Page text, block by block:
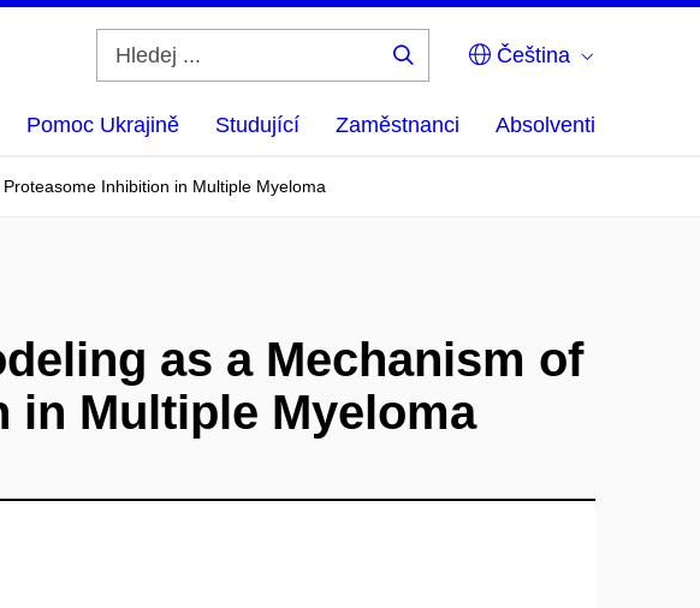
Čeština
Pomoc Ukrajině Studující Zaměstnanci Absolventi
Inhibition in Multiple Myeloma
as a Mechanism of
in Multiple Myeloma